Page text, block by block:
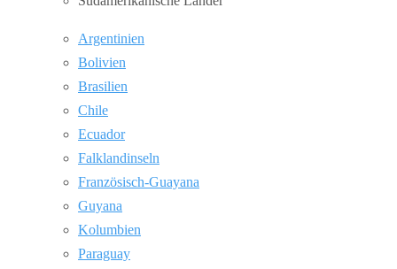
Argentinien
Bolivien
Brasilien
Chile
Ecuador
Falklandinseln
Französisch-Guayana
Guyana
Kolumbien
Paraguay